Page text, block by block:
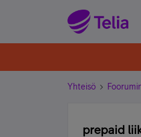
Yhteisö
prepaid